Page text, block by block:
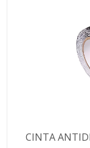
CINTA